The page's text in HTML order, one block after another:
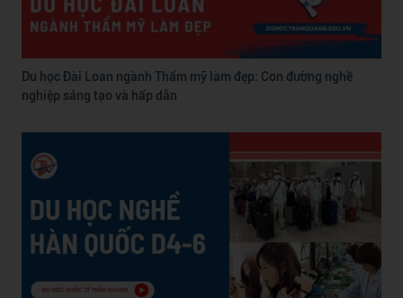
Du học Đài Loan ngành Thẩm mỹ làm đẹp: Con đường nghề
nghiệp sáng tạo và hấp dẫn